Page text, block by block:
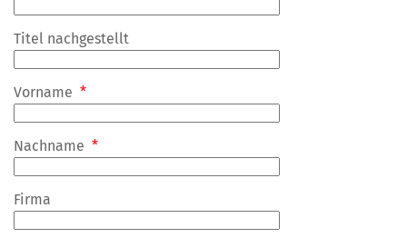
Titel nachgestellt
Vorname *
Nachname *
Firma